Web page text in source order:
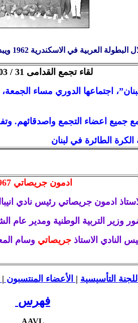
1962 ويبدو سامي لحود ونزار الزين ونعيم نعمان وعاطف سنان
لقاء تجمع القدامى 31 / 03 / 2006
اجتماعها الدوري مساء
اعضاء التجمع واصدقائهم.
الطائرة في لبنان
ادمون جريصاتي 1967
النادي الاستاذ جريصاتي وسام
اللجنة التأسيسية | الأعضاء المنتسبون |
فهرس